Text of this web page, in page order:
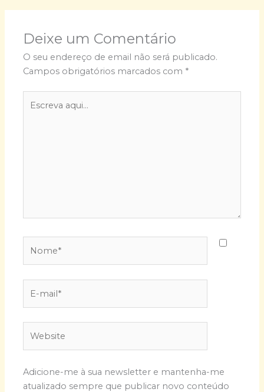
Deixe um Comentário
O seu endereço de email não será publicado.
Campos obrigatórios marcados com *
aqui...
mail*
Adicione-me à sua newsletter e mantenha-me
atualizado sempre que publicar novo conteúdo